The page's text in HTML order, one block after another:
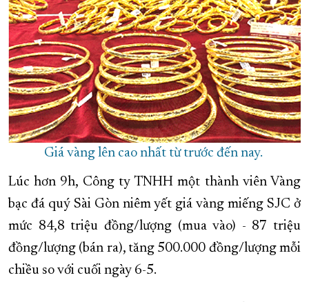
XÂY DỰNG KHÁNH HÒA TRỞ THÀNH THÀNH PHỐ TRỰC THUỘC
ĐẠI HỘI ĐẢNG CÁC CẤP TRANG CHỦ VỀ BÁO KHÁNH HÒA
Giá vàng lên cao nhất từ trước đến nay.
Lúc hơn 9h, Công ty TNHH một thành viên Vàng
bạc đá quý Sài Gòn niêm yết giá vàng miếng SJC ở
mức 84,8 triệu đồng/lượng (mua vào) - 87 triệu
đồng/lượng (bán ra), tăng 500.000 đồng/lượng mỗi
chiều so với cuối ngày 6-5.